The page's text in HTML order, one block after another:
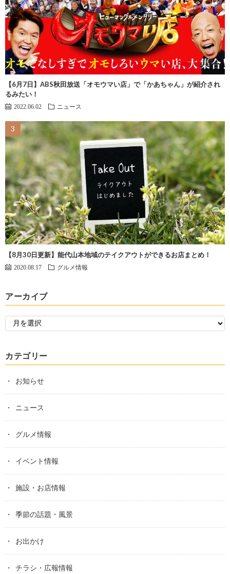
【6月7日】ABS秋田放送「オモウマい店」で「かあちゃん」が紹介され
るみたい！
2022.06.02 ニュース
【8月30日更新】能代山本地域のテイクアウトができるお店まとめ！
2020.08.17 グルメ情報
アーカイブ
カテゴリー
お知らせ
ニュース
グルメ情報
イベント情報
施設・お店情報
季節の話題・風景
お出かけ
チラシ・広報情報